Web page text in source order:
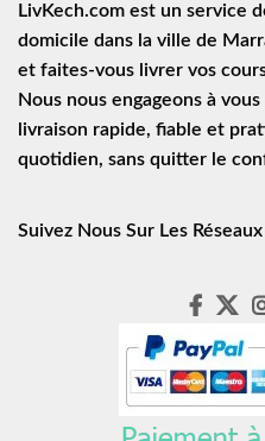
LivKech.com est un service
domicile dans la ville de
et faites-vous livrer vos
Nous nous engageons à
livraison rapide, fiable et
quotidien, sans quitter le
Suivez Nous Sur Les Réseaux